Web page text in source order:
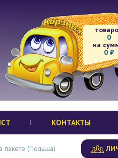
0
на
0 ₽
КОНТАКТЫ
пакете (Польша)